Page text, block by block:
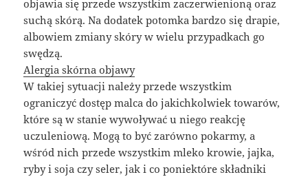
objawia się przede wszystkim zaczerwienioną oraz
suchą skórą. Na dodatek potomka bardzo się drapie,
albowiem zmiany skóry w wielu przypadkach go
swędzą.
Alergia skórna objawy
W takiej sytuacji należy przede wszystkim
ograniczyć dostęp malca do jakichkolwiek towarów,
które są w stanie wywoływać u niego reakcję
uczuleniową. Mogą to być zarówno pokarmy, a
wśród nich przede wszystkim mleko krowie, jajka,
ryby i soja czy seler, jak i co poniektóre składniki